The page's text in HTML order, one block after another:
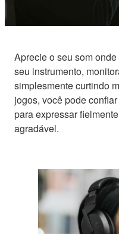
Aprecie o seu som
seu instrumento,
simplesmente curtindo
jogos, você pode
para expressar
agradável.